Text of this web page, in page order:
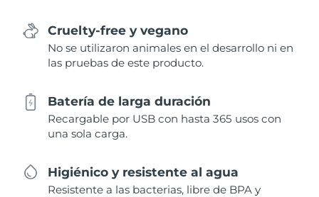
Cruelty-free y vegano
No se utilizaron animales en el desarrollo ni en
las pruebas de este producto.
Batería de larga duración
Recargable por USB con hasta 365 usos con
una sola carga.
Higiénico y resistente al agua
Resistente a las bacterias, libre de BPA y